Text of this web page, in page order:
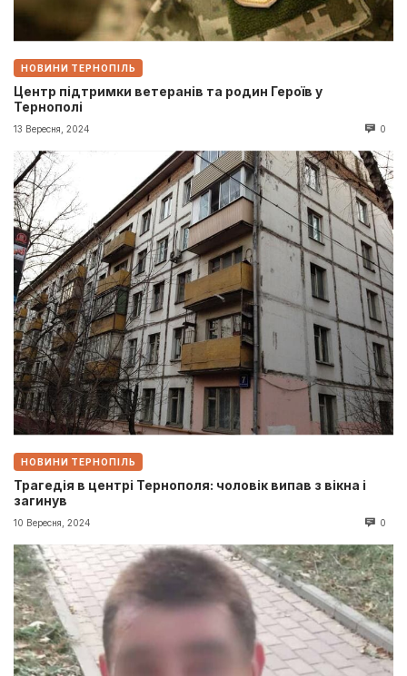
НОВИНИ ТЕРНОПІЛЬ
Центр підтримки ветеранів та родин Героїв у
Тернополі
13 Вересня, 2024 0
НОВИНИ ТЕРНОПІЛЬ
Трагедія в центрі Тернополя: чоловік випав з вікна і
загинув
10 Вересня, 2024 0